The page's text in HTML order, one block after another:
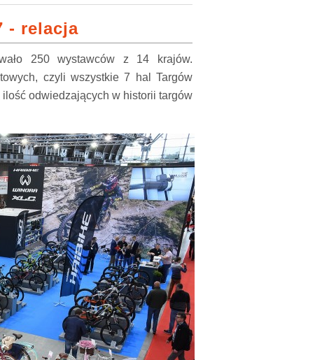
- relacja
250 wystawców z 14 krajów.
czyli wszystkie 7 hal Targów
odwiedzających w historii targów